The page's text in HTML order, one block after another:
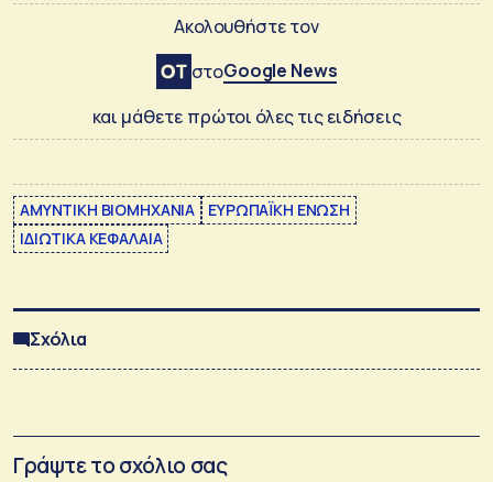
Ακολουθήστε τον
στοGoogle News
και μάθετε πρώτοι όλες τις ειδήσεις
ΑΜΥΝΤΙΚΗ ΒΙΟΜΗΧΑΝΙΑ
ΕΥΡΩΠΑΪΚΗ ΕΝΩΣΗ
ΙΔΙΩΤΙΚΑ ΚΕΦΑΛΑΙΑ
Σχόλια
Γράψτε το σχόλιο σας